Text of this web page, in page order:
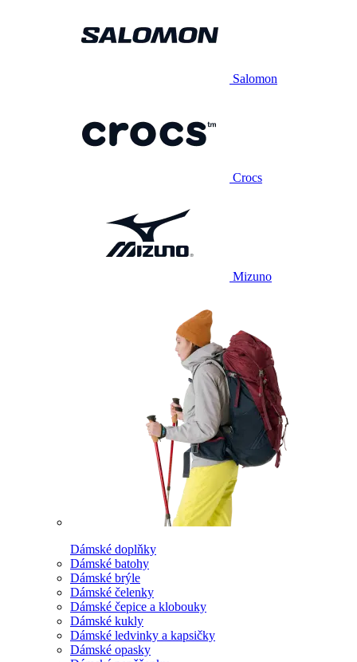
Salomon
Crocs
Mizuno
Dámské doplňky
Dámské batohy
Dámské brýle
Dámské čelenky
Dámské čepice a klobouky
Dámské kukly
Dámské ledvinky a kapsičky
Dámské opasky